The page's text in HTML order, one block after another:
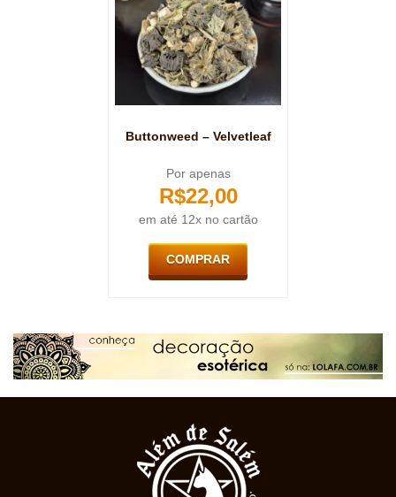
Buttonweed – Velvetleaf
Por apenas
R$22,00
em até 12x no cartão
COMPRAR